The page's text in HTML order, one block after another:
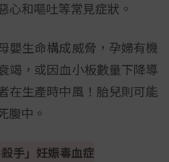
心和嘔吐等常見症狀。
嬰生命構成威脅，孕婦有機
竭，或因血小板數量下降導
在生產時中風！胎兒則可能
腹中。
手」妊娠毒血症